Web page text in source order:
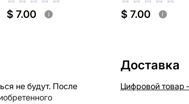
$ 7.00 i $ 7.00 i
не будут. После
Доставка
Цифровой товар